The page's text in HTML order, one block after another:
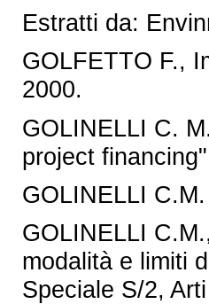
Estratti da:
GOLFETTO F.,
2000.
GOLINELLI C.
project
GOLINELLI
GOLINELLI
modalità e limiti
Speciale S/2,